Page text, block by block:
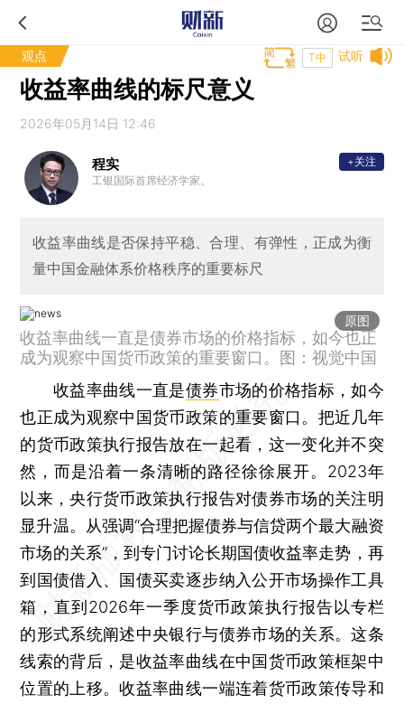
观点 试听
T中
收益率曲线的标尺意义
2026年05月14日 12:46
程实
工银国际首席经济学家。
+关注
收益率曲线是否保持平稳、合理、有弹性，正成为衡
量中国金融体系价格秩序的重要标尺
原图
收益率曲线一直是债券市场的价格指标，如今也正
成为观察中国货币政策的重要窗口。图：视觉中国
收益率曲线一直是债券市场的价格指标，如今
也正成为观察中国货币政策的重要窗口。把近几年
的货币政策执行报告放在一起看，这一变化并不突
然，而是沿着一条清晰的路径徐徐展开。2023年
以来，央行货币政策执行报告对债券市场的关注明
显升温。从强调“合理把握债券与信贷两个最大融资
市场的关系”，到专门讨论长期国债收益率走势，再
到国债借入、国债买卖逐步纳入公开市场操作工具
箱，直到2026年一季度货币政策执行报告以专栏
的形式系统阐述中央银行与债券市场的关系。这条
线索的背后，是收益率曲线在中国货币政策框架中
位置的上移。收益率曲线一端连着货币政策传导和